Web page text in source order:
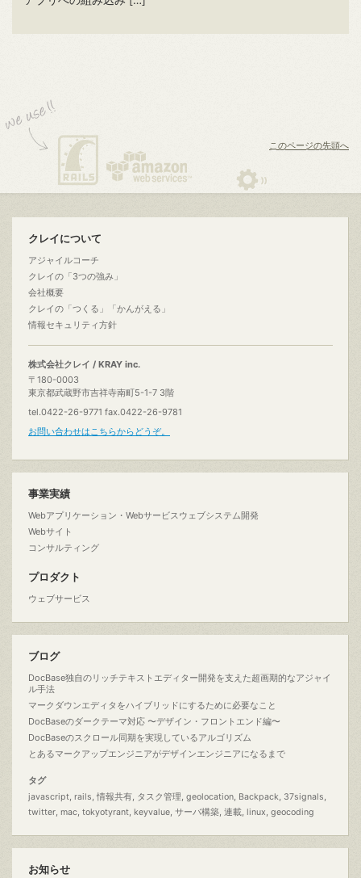
このページの先頭へ
クレイについて
アジャイルコーチ
クレイの「3つの強み」
会社概要
クレイの「つくる」「かんがえる」
情報セキュリティ方針
株式会社クレイ / KRAY inc.
〒180-0003
東京都武蔵野市吉祥寺南町5-1-7 3階
tel.0422-26-9771 fax.0422-26-9781
お問い合わせはこちらからどうぞ。
事業実績
Webアプリケーション・Webサービスウェブシステム開発
Webサイト
コンサルティング
プロダクト
ウェブサービス
ブログ
DocBase独自のリッチテキストエディター開発を支えた超画期的なアジャイ
ル手法
マークダウンエディタをハイブリッドにするために必要なこと
DocBaseのダークテーマ対応 〜デザイン・フロントエンド編〜
DocBaseのスクロール同期を実現しているアルゴリズム
とあるマークアップエンジニアがデザインエンジニアになるまで
タグ
javascript rails 情報共有 タスク管理 geolocation Backpack 37signals
twitter mac tokyotyrant keyvalue サーバ構築 連載 linux geocoding
お知らせ